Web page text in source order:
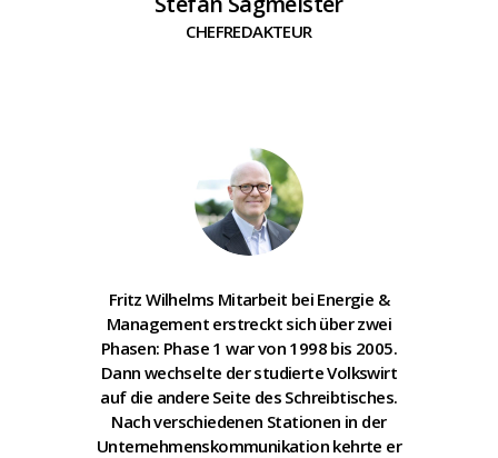
CHEFREDAKTEUR
Fritz Wilhelms Mitarbeit bei Energie &
Management erstreckt sich über zwei
Phasen: Phase 1 war von 1998 bis 2005.
Dann wechselte der studierte Volkswirt
auf die andere Seite des Schreibtisches.
Nach verschiedenen Stationen in der
Unternehmenskommunikation kehrte er